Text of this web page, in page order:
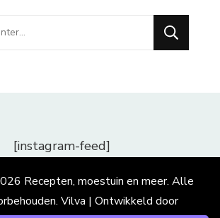
[instagram-feed]
Recepten, moestuin en meer. Alle
Vilva | Ontwikkeld door